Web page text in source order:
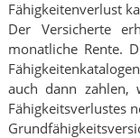
Fähigkeitenverlust
Der Versicherte
monatliche Rente.
auch dann zahlen,
Fähigkeitsverlustes